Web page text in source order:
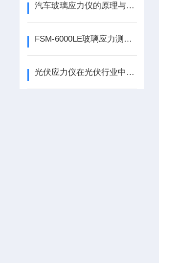
汽车玻璃应力仪的原理与应用解析
FSM-6000LE玻璃应力测试仪的主要用途
光伏应力仪在光伏行业中的重要性